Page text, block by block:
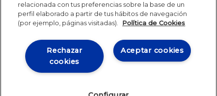
relacionada con tus preferencias sobre la base de un
perfil elaborado a partir de tus hábitos de navegación
(por ejemplo, páginas visitadas).
Política de Cookies
Aceptar cookies
Rechazar
cookies